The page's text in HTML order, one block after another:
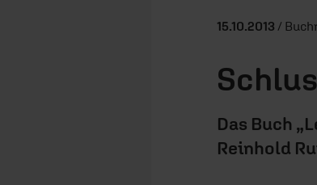
15.10.2013 /
Das Buch
Reinhold